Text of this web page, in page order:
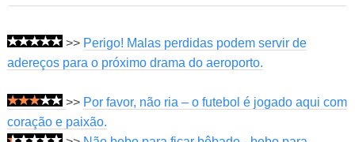
>> Perigo! Malas perdidas podem servir de
adereços para o próximo drama do aeroporto.
>> Por favor, não ria – o futebol é jogado aqui com
coração e paixão.